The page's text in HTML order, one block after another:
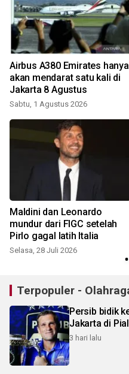
Airbus A380 Emirates hanya
akan mendarat satu kali di
Jakarta 8 Agustus
Sabtu, 1 Agustus 2026
Maldini dan Leonardo
mundur dari FIGC setelah
Pirlo gagal latih Italia
Selasa, 28 Juli 2026
Terpopuler -
Persib bidik
Jakarta di
3 hari lalu